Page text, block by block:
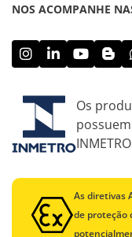
NOS ACOMPANHE
Os
As diretivas
de proteção